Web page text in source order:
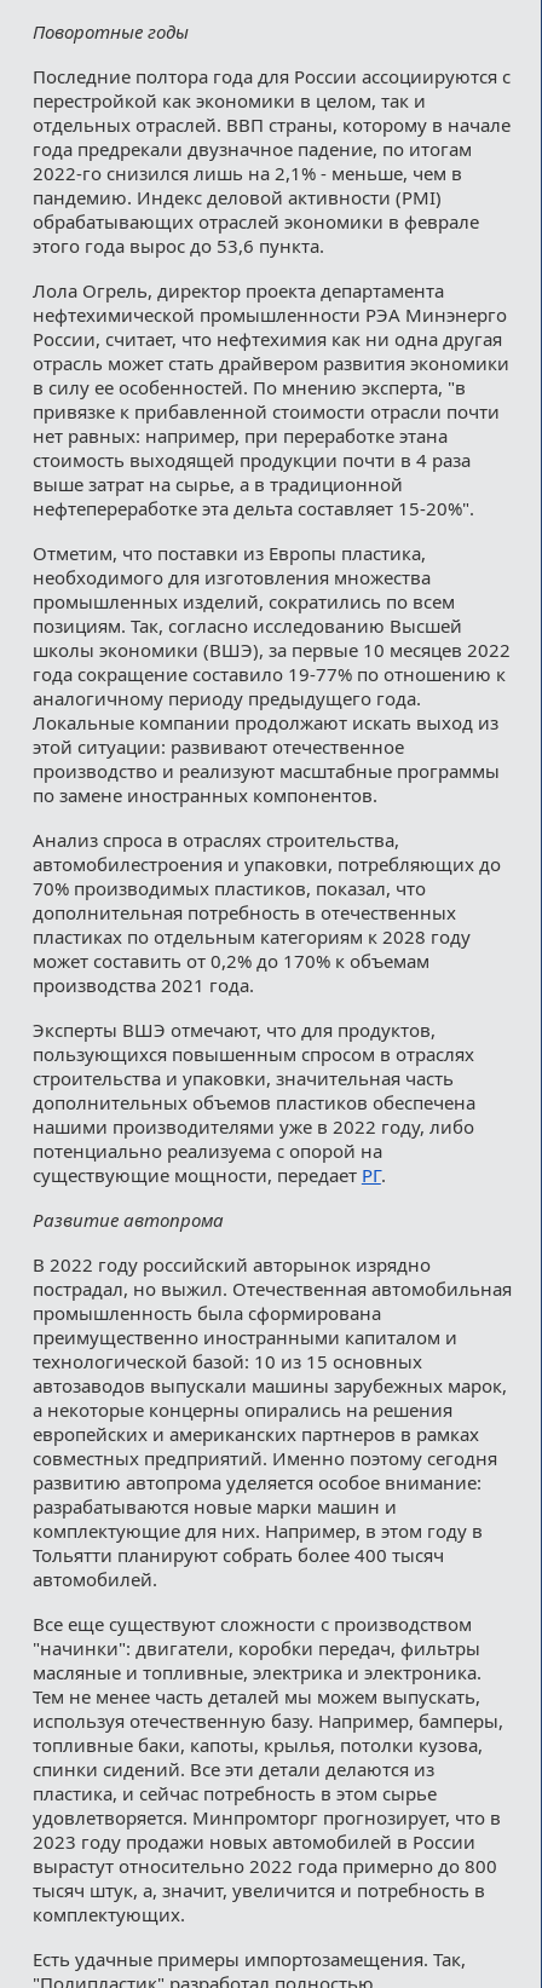
Поворотные годы
Последние полтора года для России ассоциируются с
перестройкой как экономики в целом, так и
отдельных отраслей. ВВП страны, которому в начале
года предрекали двузначное падение, по итогам
2022-го снизился лишь на 2,1% - меньше, чем в
пандемию. Индекс деловой активности (PMI)
обрабатывающих отраслей экономики в феврале
этого года вырос до 53,6 пункта.
Лола Огрель, директор проекта департамента
нефтехимической промышленности РЭА Минэнерго
России, считает, что нефтехимия как ни одна другая
отрасль может стать драйвером развития экономики
в силу ее особенностей. По мнению эксперта, "в
привязке к прибавленной стоимости отрасли почти
нет равных: например, при переработке этана
стоимость выходящей продукции почти в 4 раза
выше затрат на сырье, а в традиционной
нефтепереработке эта дельта составляет 15-20%".
Отметим, что поставки из Европы пластика,
необходимого для изготовления множества
промышленных изделий, сократились по всем
позициям. Так, согласно исследованию Высшей
школы экономики (ВШЭ), за первые 10 месяцев 2022
года сокращение составило 19-77% по отношению к
аналогичному периоду предыдущего года.
Локальные компании продолжают искать выход из
этой ситуации: развивают отечественное
производство и реализуют масштабные программы
по замене иностранных компонентов.
Анализ спроса в отраслях строительства,
автомобилестроения и упаковки, потребляющих до
70% производимых пластиков, показал, что
дополнительная потребность в отечественных
пластиках по отдельным категориям к 2028 году
может составить от 0,2% до 170% к объемам
производства 2021 года.
Эксперты ВШЭ отмечают, что для продуктов,
пользующихся повышенным спросом в отраслях
строительства и упаковки, значительная часть
дополнительных объемов пластиков обеспечена
нашими производителями уже в 2022 году, либо
потенциально реализуема с опорой на
существующие мощности, передает РГ.
Развитие автопрома
В 2022 году российский авторынок изрядно
пострадал, но выжил. Отечественная автомобильная
промышленность была сформирована
преимущественно иностранными капиталом и
технологической базой: 10 из 15 основных
автозаводов выпускали машины зарубежных марок,
а некоторые концерны опирались на решения
европейских и американских партнеров в рамках
совместных предприятий. Именно поэтому сегодня
развитию автопрома уделяется особое внимание:
разрабатываются новые марки машин и
комплектующие для них. Например, в этом году в
Тольятти планируют собрать более 400 тысяч
автомобилей.
Все еще существуют сложности с производством
"начинки": двигатели, коробки передач, фильтры
масляные и топливные, электрика и электроника.
Тем не менее часть деталей мы можем выпускать,
используя отечественную базу. Например, бамперы,
топливные баки, капоты, крылья, потолки кузова,
спинки сидений. Все эти детали делаются из
пластика, и сейчас потребность в этом сырье
удовлетворяется. Минпромторг прогнозирует, что в
2023 году продажи новых автомобилей в России
вырастут относительно 2022 года примерно до 800
тысяч штук, а, значит, увеличится и потребность в
комплектующих.
Есть удачные примеры импортозамещения. Так,
"Полипластик" разработал полностью